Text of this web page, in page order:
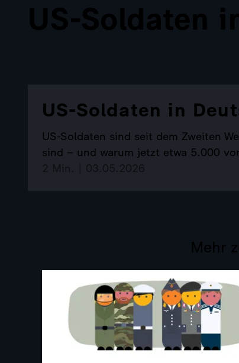
US-Soldaten
US-Soldaten in
US-Soldaten sind seit dem Zweiten
sind – und warum jetzt etwa 5.000
2 Min. | 03.05.2026
Mehr